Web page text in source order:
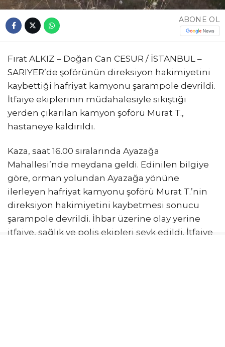
ABONE OL
Fırat ALKIZ – Doğan Can CESUR / İSTANBUL –
SARIYER’de şoförünün direksiyon hakimiyetini
kaybettiği hafriyat kamyonu şarampole devrildi.
İtfaiye ekiplerinin müdahalesiyle sıkıştığı
yerden çıkarılan kamyon şoförü Murat T.,
hastaneye kaldırıldı.
Kaza, saat 16.00 sıralarında Ayazağa
Mahallesi’nde meydana geldi. Edinilen bilgiye
göre, orman yolundan Ayazağa yönüne
ilerleyen hafriyat kamyonu şoförü Murat T.’nin
direksiyon hakimiyetini kaybetmesi sonucu
şarampole devrildi. İhbar üzerine olay yerine
itfaiye, sağlık ve polis ekipleri sevk edildi. İtfaiye